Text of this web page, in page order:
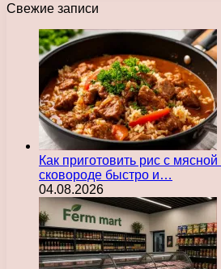
Свежие записи
Как приготовить рис с
сковороде быстро и…
04.08.2026